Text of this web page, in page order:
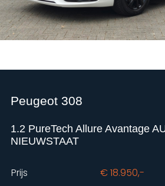
Peugeot 308
1.2 PureTech Allure Avantage
NIEUWSTAAT
Prijs
€ 18.950,-